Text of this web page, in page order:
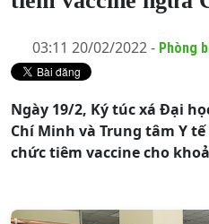
03:11 20/02/2022 - Phòng
Ngày 19/2, Ký túc xá Đại
Chí Minh và Trung tâm Y
chức tiêm vaccine cho